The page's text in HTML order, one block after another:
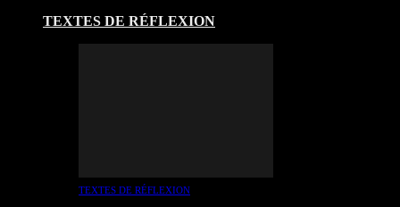
TEXTES DE RÉFLEXION
TEXTES DE RÉFLEXION